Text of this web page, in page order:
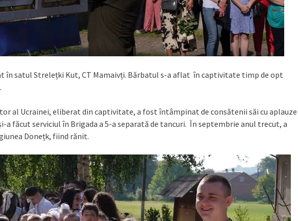
în satul Strelețki Kut, CT Mamaivți. Bărbatul s-a aflat în captivitate timp de opt
al Ucrainei, eliberat din captivitate, a fost întâmpinat de consătenii săi cu aplauze
a făcut serviciul în Brigada a 5-a separată de tancuri. În septembrie anul trecut, a
Donețk, fiind rănit.